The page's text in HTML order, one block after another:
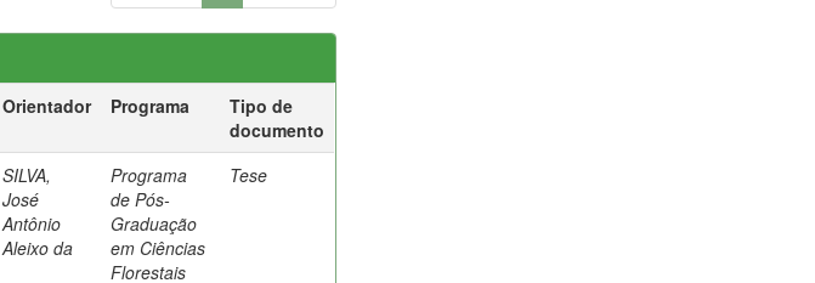
Orientador Programa
Tipo de
documento
SILVA,
José
Antônio
Aleixo da
Programa
de Pós-
Graduação
em Ciências
Florestais
Tese